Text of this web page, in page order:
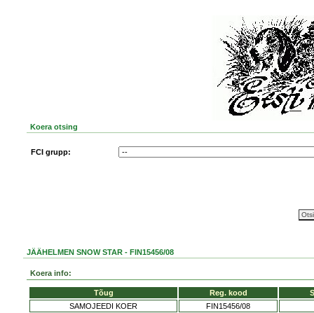
Koera otsing
FCI grupp:
JÄÄHELMEN SNOW STAR - FIN15456/08
Koera info:
Tõug Reg. kood
SAMOJEEDI KOER
FIN15456/08